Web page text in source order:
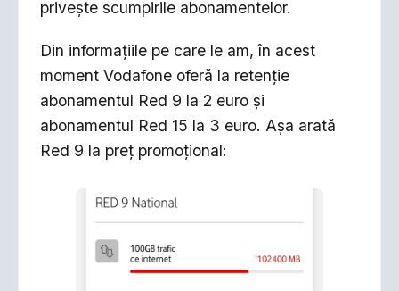
privește scumpirile abonamentelor.
Din informațiile pe care le am, în acest
moment Vodafone oferă la retenție
abonamentul Red 9 la 2 euro și
abonamentul Red 15 la 3 euro. Așa arată
Red 9 la preț promoțional: